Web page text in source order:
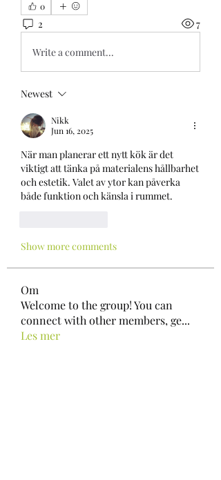
0
2 7
Write a comment...
Newest
Nikk
Jun 16, 2025
När man planerar ett nytt kök är det
viktigt att tänka på materialens hållbarhet
och estetik. Valet av ytor kan påverka
både funktion och känsla i rummet.
Show more comments
Om
Welcome to the group! You can
connect with other members, ge...
Les mer